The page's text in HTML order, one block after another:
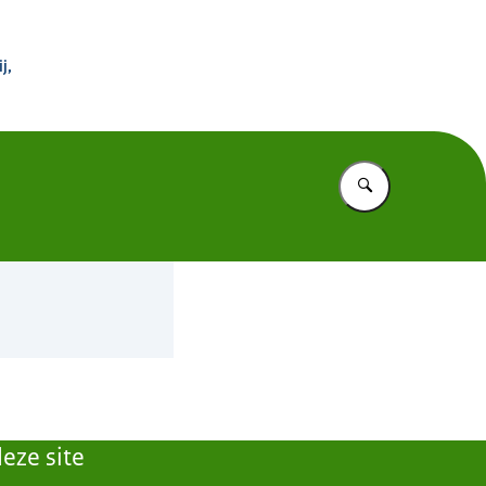
Vul in wat u
site